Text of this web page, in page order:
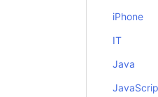
iPhone
IT
Java